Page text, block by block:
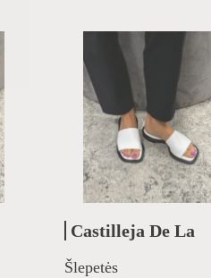
Castilleja De La
Šlepetės